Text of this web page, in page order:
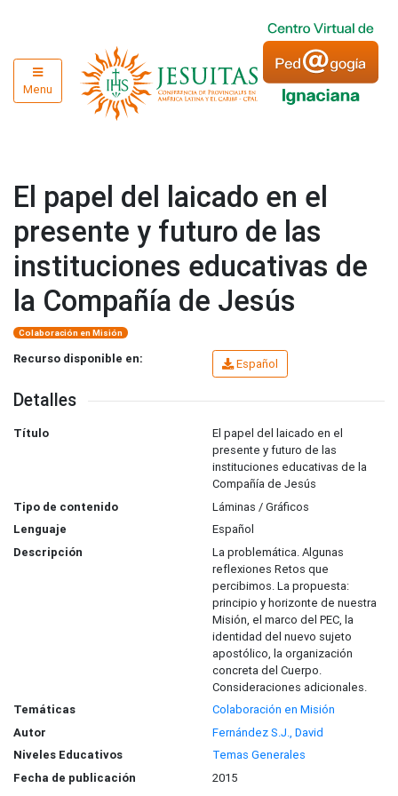
Menu
El papel del laicado en el
presente y futuro de las
instituciones educativas de
la Compañía de Jesús
Colaboración en Misión
Recurso disponible en: Español
Detalles
Título
El papel del laicado en el
presente y futuro de las
instituciones educativas de la
Compañía de Jesús
Tipo de contenido
Láminas / Gráficos
Lenguaje
Español
Descripción
La problemática. Algunas
reflexiones Retos que
percibimos. La propuesta:
principio y horizonte de nuestra
Misión, el marco del PEC, la
identidad del nuevo sujeto
apostólico, la organización
concreta del Cuerpo.
Consideraciones adicionales.
Temáticas
Colaboración en Misión
Autor
Fernández S.J., David
Niveles Educativos
Temas Generales
Fecha de publicación
2015